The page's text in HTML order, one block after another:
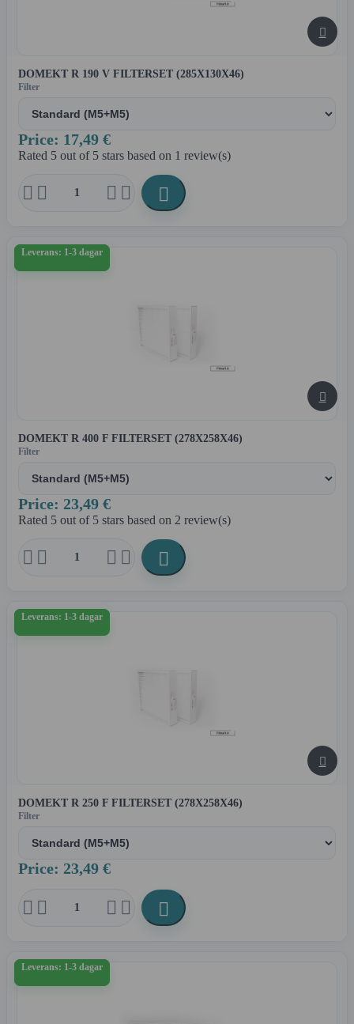

DOMEKT R 190 V FILTERSET (285X130X46)
Filter
Price: 17,49 €
Rated 5 out of 5 stars based on 1 review(s)
    
Leverans: 1-3 dagar

DOMEKT R 400 F FILTERSET (278X258X46)
Filter
Price: 23,49 €
Rated 5 out of 5 stars based on 2 review(s)
    
Leverans: 1-3 dagar

DOMEKT R 250 F FILTERSET (278X258X46)
Filter
Price: 23,49 €
    
Leverans: 1-3 dagar